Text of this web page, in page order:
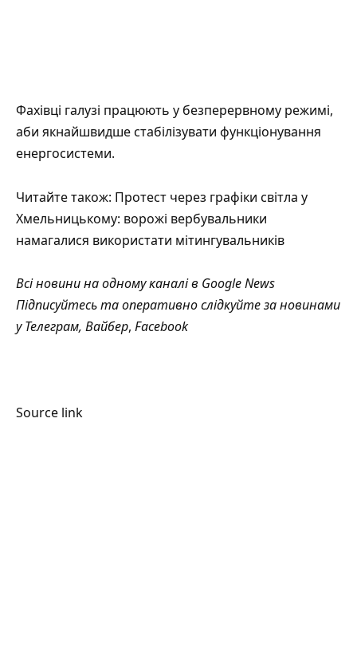
Фахівці галузі працюють у безперервному режимі,
аби якнайшвидше стабілізувати функціонування
енергосистеми.
Читайте також: Протест через графіки світла у
Хмельницькому: ворожі вербувальники
намагалися використати мітингувальників
Всі новини на одному каналі в Google News
Підписуйтесь та оперативно слідкуйте за новинами
уТелеграм, Вайбер, Facebook
Source link